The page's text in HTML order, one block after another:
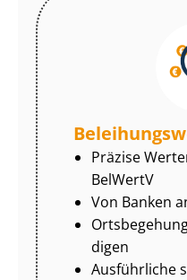
Präzise
BelWertV
Von Banken
di­gen
Ausführliche